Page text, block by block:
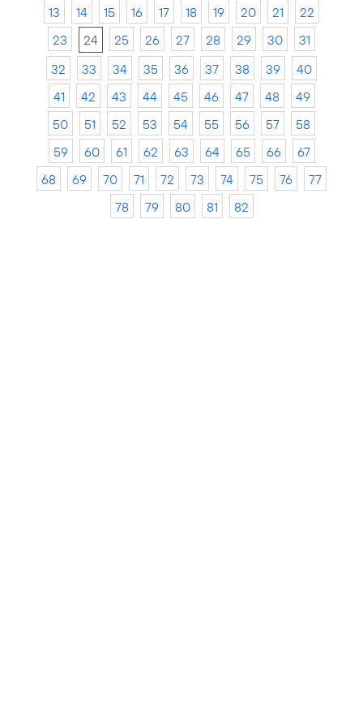
13
14 15 16 17 18 19 20 21
22
23
24 25 26 27 28 29 30
31
32
33 34 35 36 37 38 39
40
41
42 43 44 45 46 47 48
49
50
51 52 53 54 55 56 57
58
59
60 61 62 63 64 65 66
67
68
69 70 71 72 73 74 75 76
77
78
79 80 81 82